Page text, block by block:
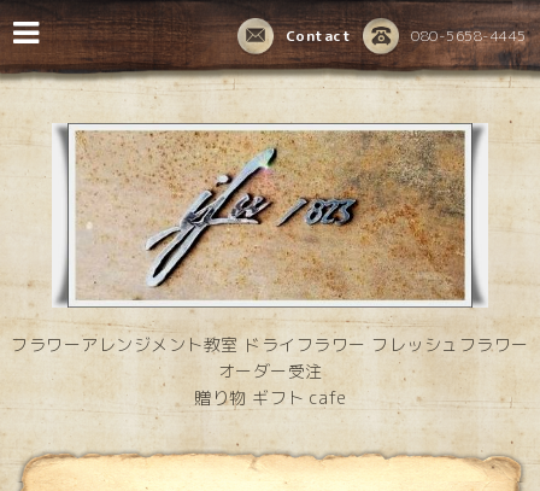
080-5658-4445
Contact
フラワーアレンジメント教室 ドライフラワー フレッシュフラワー
オーダー受注
贈り物 ギフト cafe